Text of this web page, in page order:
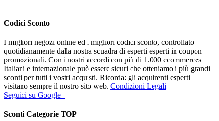
Codici Sconto
I migliori negozi online ed i migliori codici sconto, controllato
quotidianamente dalla nostra scuadra di esperti esperti in coupon
promozionali. Con i nostri accordi con più di 1.000 ecommerces
Italiani e internazionale può essere sicuri che otteniamo i più grandi
sconti per tutti i vostri acquisti. Ricorda: gli acquirenti esperti
visitano sempre il nostro sito web. Condizioni Legali
Seguici su Google+
Sconti Categorie TOP